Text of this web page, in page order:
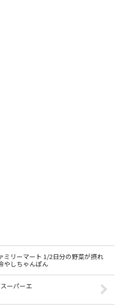
ミリーマート 1/2日分の野菜が摂れ
やしちゃんぽん
ーパーエ